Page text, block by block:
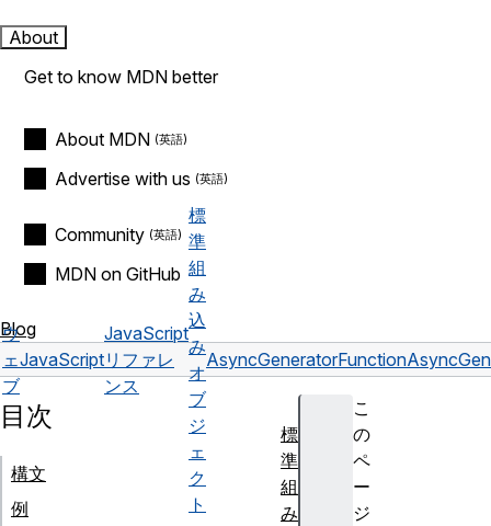
About
Get to know MDN better
About MDN
Advertise with us
Community
MDN on GitHub
Blog
ウ
ェ
ブ
JavaScript
JavaScript
リファレ
ンス
標
準
組
み
込
み
オ
ブ
ジ
ェ
ク
ト
AsyncGeneratorFunction
こ
の
ペ
ー
ジ
目次
構文
例
標
準
組
み